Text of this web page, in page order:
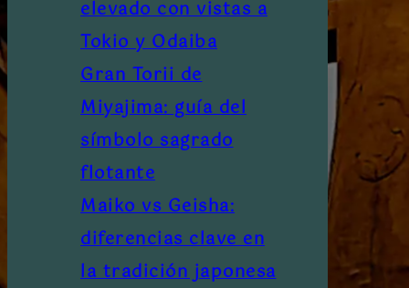
elevado con vistas a
Tokio y Odaiba
Gran Torii de
Miyajima: guía del
símbolo sagrado
flotante
Maiko vs Geisha:
diferencias clave en
la tradición japonesa